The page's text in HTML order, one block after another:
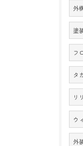
外
塗
フ
タ
リ
ウ
外